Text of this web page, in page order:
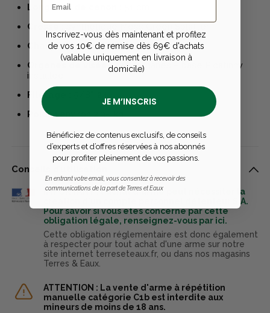
Longueur de canon :
Crosse :
Chargeur : amovible – capacité 4 coups
Organes de visée :sans organes – base Picatinny
installée
Filetage :
Poids :environ 2,95 kg
Conseils d’utilisation
IMPORTANT : l'achat d'arme peut nécessiter la
création d'un compte personnel détenteur SIA.
Pour savoir si vous êtes concerné par cette
obligation légale, renseignez-vous par ici.
Cette obligation réglementaire est donc également
à respecter pour tout achat d'une arme sur notre
site internet terreseteaux.fr, ou dans nos magasins
Terres & Eaux.
ATTENTION : La vente d'arme à répétition
manuelle catégorie C1b est interdite aux
mineurs de moins de 18 ans.
Inscrivez-vous dès maintenant et profitez
de vos 10€ de remise dès 69€ d'achats
(valable uniquement en livraison à
domicile)
JE M’INSCRIS
Bénéficiez de contenus exclusifs, de conseils
d’experts et d’offres réservées à nos abonnés
pour profiter pleinement de vos passions.
En entrant votre email, vous consentez à recevoir des
communications de la part de Terres et Eaux